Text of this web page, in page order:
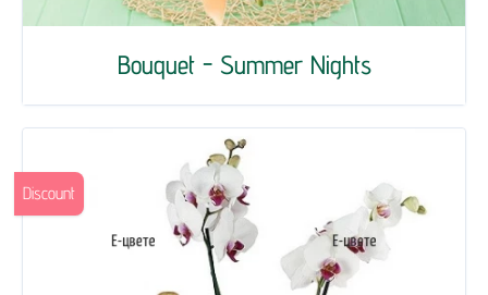
Bouquet - Summer Nights
Discount